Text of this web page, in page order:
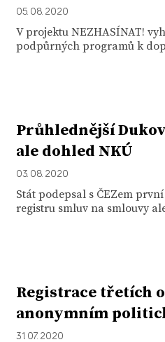
05. 08. 2020
V projektu NEZHASÍNAT!
podpůrných programů k
Průhlednější
ale dohled NKÚ
03. 08. 2020
Stát podepsal s ČEZem
registru smluv na smlouvy
Registrace třetích
anonymním
31. 07. 2020